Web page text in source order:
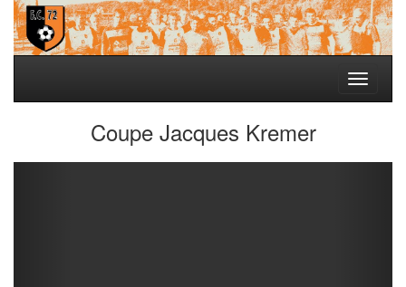
Toggle
Coupe Jacques Kremer